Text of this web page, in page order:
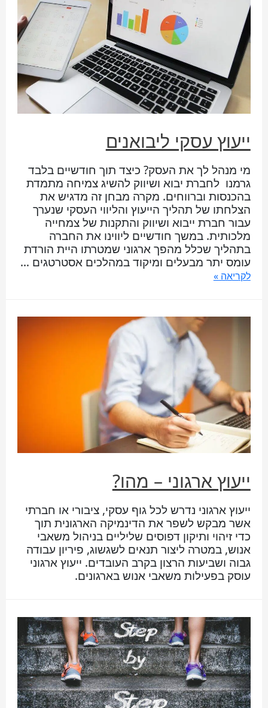
ייעוץ עסקי ליבואנים
מי מנהל לך את העסק? כיצד תוך חודשיים בלבד
גרמנו לחברת יבוא ושיווק להשיג צמיחה מתמדת
בהכנסות וברווחים. מקרה מבחן זה מדגיש את
הצלחתו של תהליך הייעוץ והליווי העסקי שנערך
עבור חברת ייבוא ושיווק והתקנות של צמחייה
מלכותית. במשך חודשיים ליווינו את החברה
בתהליך שכלל מהפך ארגוני שמטרתו היית הורדת
עומס יתר מבעלים ומיקוד במהלכים אסטרטגים …
לקריאה »
ייעוץ ארגוני – מהו?
ייעוץ ארגוני נדרש לכל גוף עסקי, ציבורי או חברתי
אשר מבקש לשפר את הדינמיקה הארגונית תוך
כדי זיהוי ותיקון דפוסים שליליים בניהול משאבי
אנוש, במטרה ליצור תנאים לשגשוג, פיריון עבודה
גבוה ושביעות הרצון בקרב העובדים. ייעוץ ארגוני
עוסק בפעילות משאבי אנוש בארגונים.